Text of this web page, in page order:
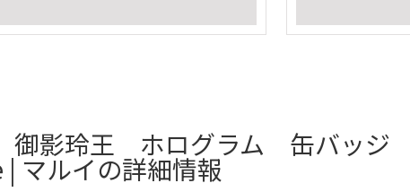
影玲王 ホログラム 缶バッジ
| マルイの詳細情報